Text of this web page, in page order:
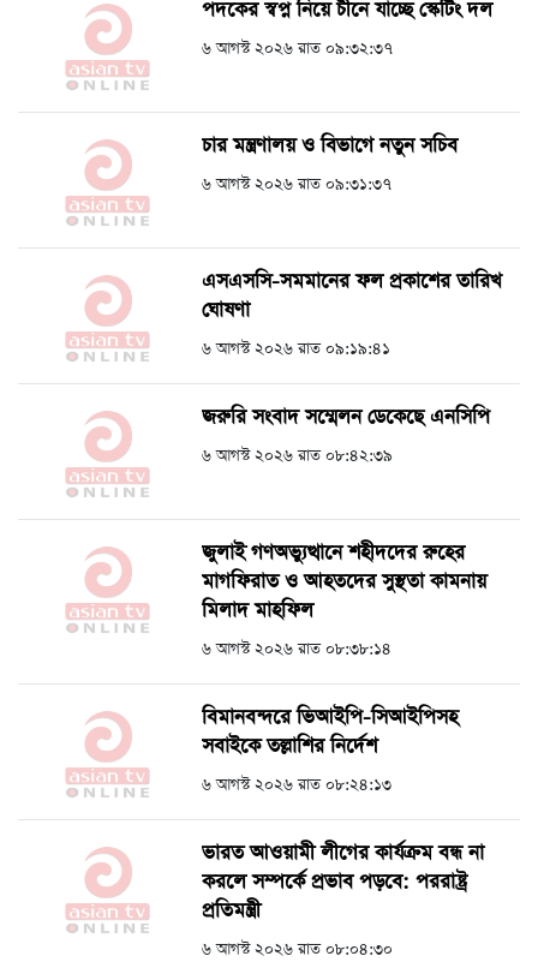
পদকের স্বপ্ন নিয়ে চীনে যাচ্ছে স্কেটিং দল
৬ আগস্ট ২০২৬ রাত ০৯:৩২:৩৭
চার মন্ত্রণালয় ও বিভাগে নতুন সচিব
৬ আগস্ট ২০২৬ রাত ০৯:৩১:৩৭
এসএসসি-সমমানের ফল প্রকাশের তারিখ
ঘোষণা
৬ আগস্ট ২০২৬ রাত ০৯:১৯:৪১
জরুরি সংবাদ সম্মেলন ডেকেছে এনসিপি
৬ আগস্ট ২০২৬ রাত ০৮:৪২:৩৯
জুলাই গণঅভ্যুত্থানে শহীদদের রুহের
মাগফিরাত ও আহতদের সুস্থতা কামনায়
মিলাদ মাহফিল
৬ আগস্ট ২০২৬ রাত ০৮:৩৮:১৪
বিমানবন্দরে ভিআইপি-সিআইপিসহ
সবাইকে তল্লাশির নির্দেশ
৬ আগস্ট ২০২৬ রাত ০৮:২৪:১৩
ভারত আওয়ামী লীগের কার্যক্রম বন্ধ না
করলে সম্পর্কে প্রভাব পড়বে: পররাষ্ট্র
প্রতিমন্ত্রী
৬ আগস্ট ২০২৬ রাত ০৮:০৪:৩০